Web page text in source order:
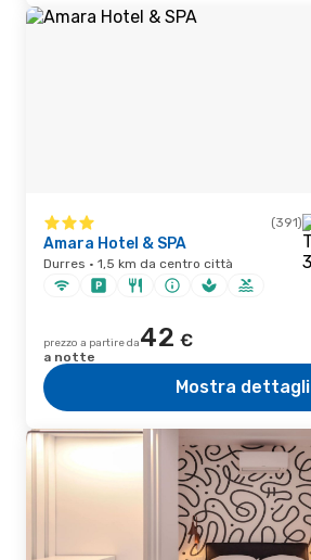
(391)
Amara Hotel & SPA
Durres · 1,5 km da centro città
prezzo a partire da42 €
a notte
Mostra dettagli